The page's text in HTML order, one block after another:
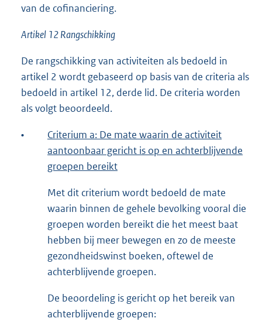
van de cofinanciering.
Artikel 12 Rangschikking
De rangschikking van activiteiten als bedoeld in
artikel 2 wordt gebaseerd op basis van de criteria als
bedoeld in artikel 12, derde lid. De criteria worden
als volgt beoordeeld.
•
Criterium a: De mate waarin de activiteit
aantoonbaar gericht is op en achterblijvende
groepen bereikt
Met dit criterium wordt bedoeld de mate
waarin binnen de gehele bevolking vooral die
groepen worden bereikt die het meest baat
hebben bij meer bewegen en zo de meeste
gezondheidswinst boeken, oftewel de
achterblijvende groepen.
De beoordeling is gericht op het bereik van
achterblijvende groepen: